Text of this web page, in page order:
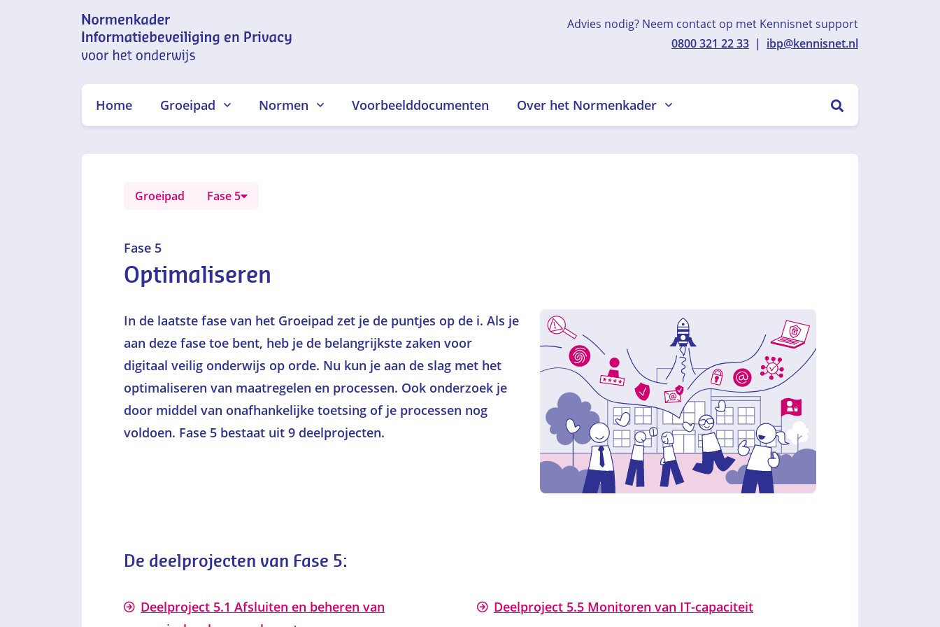
informatiebeveiliging en
privacy voor het onderwijs
Advies nodig? Neem contact op met Kennisnet support
0800 321 22 33 | ibp@kennisnet.nl
Home Groeipad Normen Voorbeelddocumenten Over het Normenkader ZOEKEN
Groeipad Fase 5
Fase 5
Optimaliseren
In de laatste fase van het Groeipad zet je de puntjes op de i. Als je
aan deze fase toe bent, heb je de belangrijkste zaken voor
digitaal veilig onderwijs op orde. Nu kun je aan de slag met het
optimaliseren van maatregelen en processen. Ook onderzoek je
door middel van onafhankelijke toetsing of je processen nog
voldoen. Fase 5 bestaat uit 9 deelprojecten.
De deelprojecten van Fase 5:
Deelproject 5.1 Afsluiten en beheren van
Deelproject 5.5 Monitoren van IT-capaciteit